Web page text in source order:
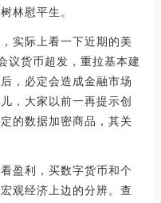
林慰平生。
实际上看一下近期的美
议货币超发，重拉基本建
，必定会造成金融市场
，大家以前一再提示创
的数据加密商品，其关
盈利，买数字货币和个
观经济上边的分辨。查